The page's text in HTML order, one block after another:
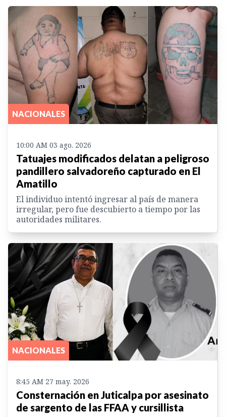
NACIONALES
10:00 AM 03 ago. 2026
Tatuajes modificados delatan a peligroso
pandillero salvadoreño capturado en El
Amatillo
El individuo intentó ingresar al país de manera
irregular, pero fue descubierto a tiempo por las
autoridades militares.
NACIONALES
8:45 AM 27 may. 2026
Consternación en Juticalpa por asesinato
de sargento de las FFAA y cursillista